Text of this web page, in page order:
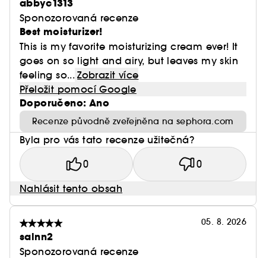
abbyc1313
Sponozorovaná recenze
Best moisturizer!
This is my favorite moisturizing cream ever! It
goes on so light and airy, but leaves my skin
feeling so... Zobrazit více
Přeložit pomocí Google
Doporučeno: Ano
Recenze původně zveřejněna na sephora.com
Byla pro vás tato recenze užitečná?
0 0
Nahlásit tento obsah
05. 8. 2026
salnn2
Sponozorovaná recenze